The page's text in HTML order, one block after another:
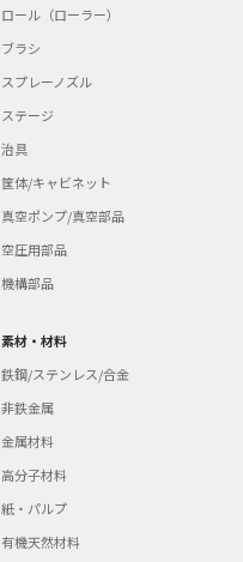
ロール（ローラー）
ブラシ
スプレーノズル
ステージ
治具
筐体/キャビネット
真空ポンプ/真空部品
空圧用部品
機構部品
素材・材料
鉄鋼/ステンレス/合金
非鉄金属
金属材料
高分子材料
紙・パルプ
有機天然材料